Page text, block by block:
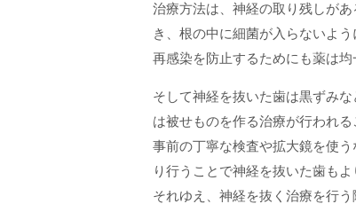
治療方法は、神経の取り残しが
き、根の中に細菌が入らないよう
再感染を防止するためにも薬は均
そして神経を抜いた歯は黒ずみ
は被せものを作る治療が行われる
事前の丁寧な検査や拡大鏡を使
り行うことで神経を抜いた歯も
それゆえ、神経を抜く治療を行